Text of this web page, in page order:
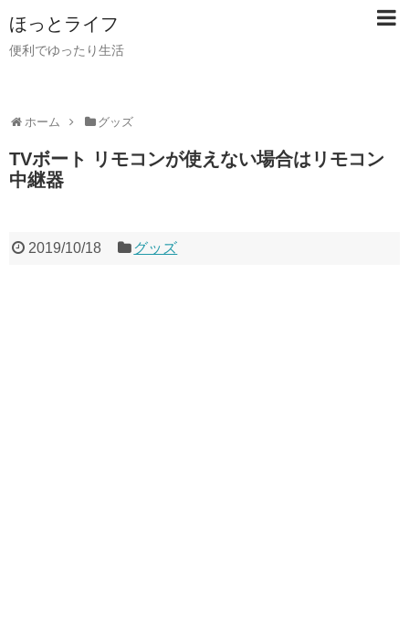
ほっとライフ
便利でゆったり生活
ホーム グッズ
TVボート リモコンが使えない場合はリモコン
中継器
2019/10/18 グッズ